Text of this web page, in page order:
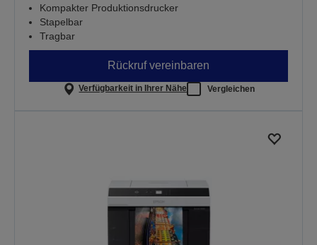
Kompakter Produktionsdrucker
Stapelbar
Tragbar
Rückruf vereinbaren
Verfügbarkeit in Ihrer Nähe Vergleichen